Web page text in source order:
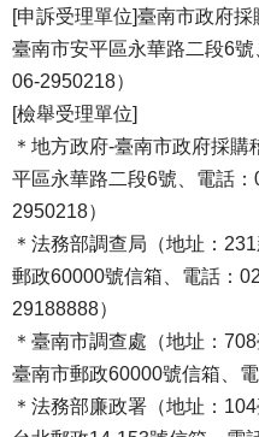
[申訴受理單位]臺南市政府
臺南市安平區永華路二段6
06-2950218）
[檢舉受理單位]
＊地方政府-臺南市政府採
平區永華路二段6號、電話
2950218）
＊法務部調查局（地址：
郵政60000號信箱、電話：
29188888）
＊臺南市調查處（地址：
臺南市郵政60000號信箱、
＊法務部廉政署（地址：